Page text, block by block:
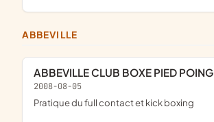
ABBEVILLE
ABBEVILLE CLUB BOXE PIED POING
2008-08-05
pratique du full contact et kick boxing